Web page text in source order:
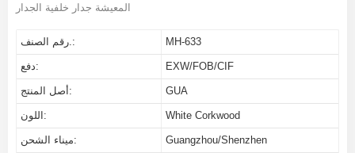
المعيشة جدار خلفية الجدار
رقم الصنف.: MH-633
دفع: EXW/FOB/CIF
أصل المنتج: GUA
اللون: White Corkwood
ميناء الشحن: Guangzhou/Shenzhen